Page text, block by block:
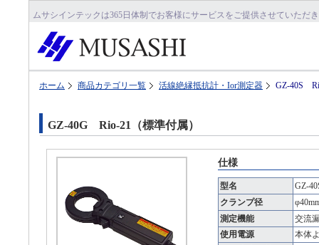
ムサシインテックは365日体制でお客様にサービスをご提供させていただ
ホーム 商品カテゴリ一覧 活線絶縁抵抗計・Ior測定器 GZ-40S
GZ-40G Rio-21（標準付属）
仕様
型名
GZ-
クランプ径
測定機能
交流
使用電源
本体